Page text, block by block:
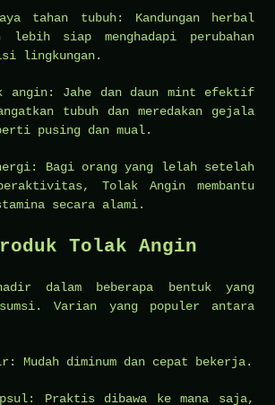
tahan tubuh: Kandungan herbal
lebih siap menghadapi perubahan
lingkungan.
angin: Jahe dan daun mint efektif
tubuh dan meredakan gejala
pusing dan mual.
Bagi orang yang lelah setelah
Tolak Angin membantu
secara alami.
Tolak Angin
dalam beberapa bentuk yang
Varian yang populer antara
Mudah diminum dan cepat bekerja.
Praktis dibawa ke mana saja,